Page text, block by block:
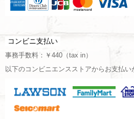
コンビニ支払い
事務手数料：￥440（tax in）
以下のコンビニエンスストアからお支払い